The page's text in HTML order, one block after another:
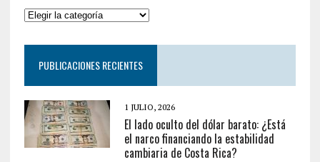
PUBLICACIONES RECIENTES
1 JULIO, 2026
El lado oculto del dólar barato: ¿Está
el narco financiando la estabilidad
cambiaria de Costa Rica?